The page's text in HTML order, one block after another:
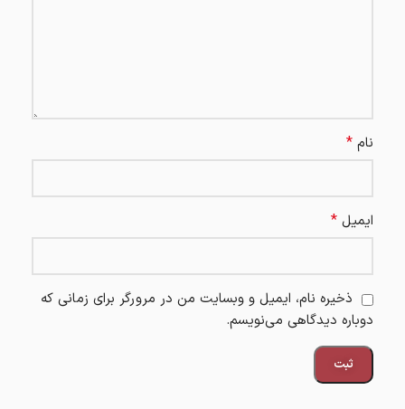
نام *
ایمیل *
ذخیره نام، ایمیل و وبسایت من در مرورگر برای زمانی که
دوباره دیدگاهی می‌نویسم.